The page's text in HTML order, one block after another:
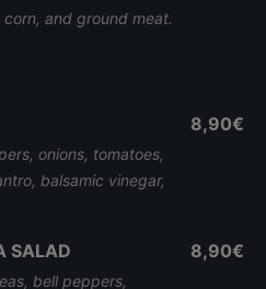
and ground meat.
onions, tomatoes,
balsamic vinegar,
8,90€
SALAD
bell peppers,
8,90€